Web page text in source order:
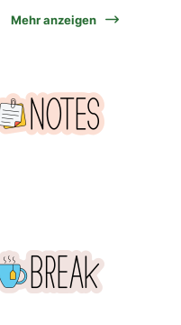
Mehr anzeigen